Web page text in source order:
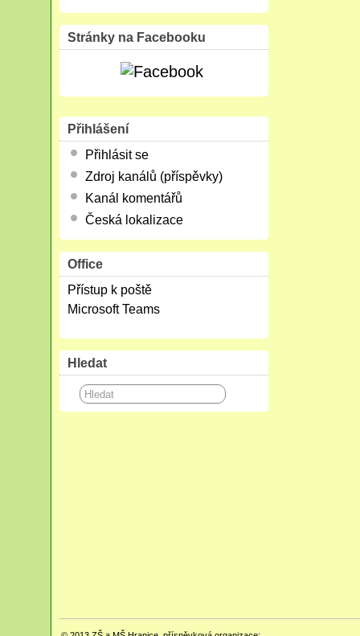
Stránky na Facebooku
Přihlášení
Přihlásit se
Zdroj kanálů (příspěvky)
Kanál komentářů
Česká lokalizace
Office
Přístup k poště
Microsoft Teams
Hledat